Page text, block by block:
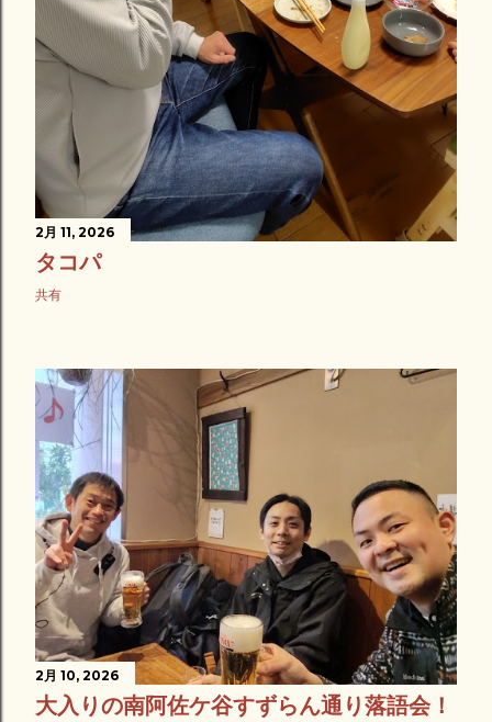
2月 11, 2026
タコパ
共有
2月 10, 2026
大入りの南阿佐ケ谷すずらん通り落語会！